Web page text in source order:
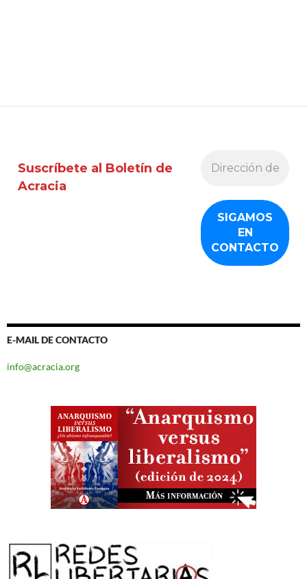
Suscríbete al Boletín de
Acracia
E-MAIL DE CONTACTO
info@acracia.org